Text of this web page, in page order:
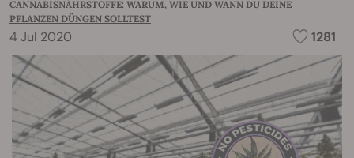
CANNABISNÄHRSTOFFE: WARUM, WIE UND WANN DU DEINE
PFLANZEN DÜNGEN SOLLTEST
4 Jul 2020 1281